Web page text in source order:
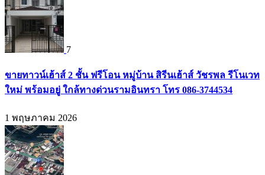
7
ขายทาวน์เฮ้าส์ 2 ชั้น ฟรีโอน หมู่บ้าน สิรีนเฮ้าส์ วัชรพล รีโนเวท
ใหม่ พร้อมอยู่ ใกล้ทางด่วนรามอินทรา โทร 086-3744534
1 พฤษภาคม 2026